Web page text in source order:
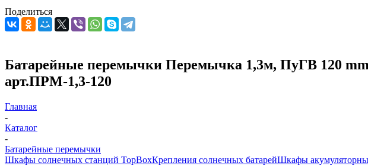
Поделиться
Батарейные перемычки Перемычка 1,3м, ПуГВ 120
арт.ПРМ-1,3-120
Главная
-
Каталог
-
Батарейные перемычки
Шкафы солнечных станций TopBoxКрепления солнечных батарейШкафы